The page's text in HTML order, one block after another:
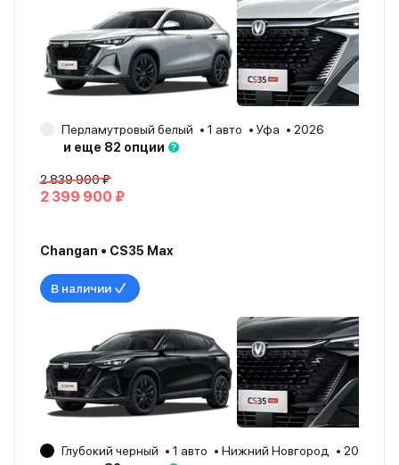
Перламутровый белый 1 авто Уфа
2026
и еще 82 опции
2 839 900 ₽
2 399 900 ₽
Changan • CS35 Max
В наличии
Глубокий черный 1 авто Нижний Новгород
2026